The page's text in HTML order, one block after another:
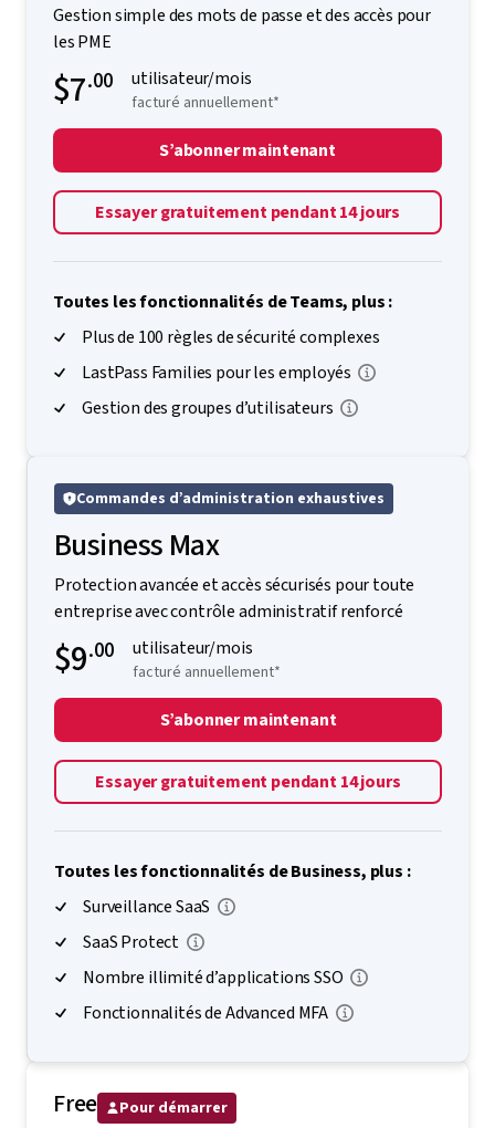
Gestion simple des mots de passe et des accès pour
les PME
$7.00 utilisateur/mois
facturé annuellement*
S’abonner maintenant
Essayer gratuitement pendant 14 jours
Toutes les fonctionnalités de Teams, plus :
Plus de 100 règles de sécurité complexes
LastPass Families pour les employés
Gestion des groupes d’utilisateurs
Commandes d’administration exhaustives
Business Max
Protection avancée et accès sécurisés pour toute
entreprise avec contrôle administratif renforcé
$9.00 utilisateur/mois
facturé annuellement*
S’abonner maintenant
Essayer gratuitement pendant 14 jours
Toutes les fonctionnalités de Business, plus :
Surveillance SaaS
SaaS Protect
Nombre illimité d’applications SSO
Fonctionnalités de Advanced MFA
Free Pour démarrer